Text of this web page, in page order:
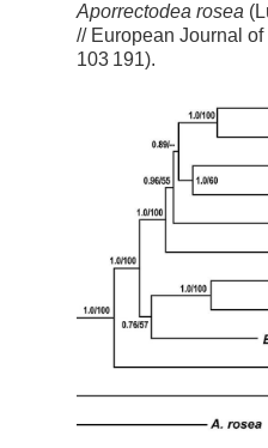
Aporrectodea rosea
// European Journal
103 191).